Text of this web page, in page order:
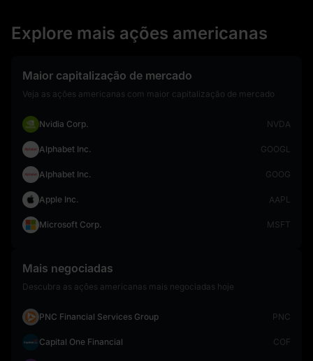
Explore mais ações americanas
Maior capitalização de mercado
Veja as ações americanas com maior capitalização de mercado
Nvidia Corp. NVDA
Alphabet Inc. GOOGL
Alphabet Inc. GOOG
Apple Inc. AAPL
Microsoft Corp. MSFT
Mais negociadas
Descubra as ações americanas mais negociadas hoje
PNC Financial Services Group PNC
Capital One Financial COF